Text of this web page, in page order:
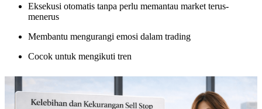
Eksekusi otomatis tanpa perlu memantau market terus-
menerus
Membantu mengurangi emosi dalam trading
Cocok untuk mengikuti tren